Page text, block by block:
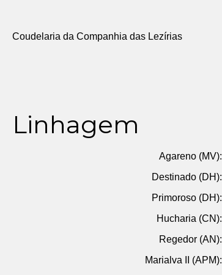
Coudelaria da Companhia das Lezírias
Linhagem
Agareno (MV):
Destinado (DH):
Primoroso (DH):
Hucharia (CN):
Regedor (AN):
Marialva II (APM):